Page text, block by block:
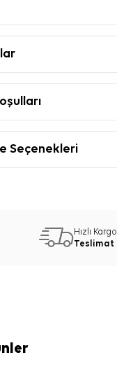
Seçenekleri
Hızlı Kargo
Teslimat